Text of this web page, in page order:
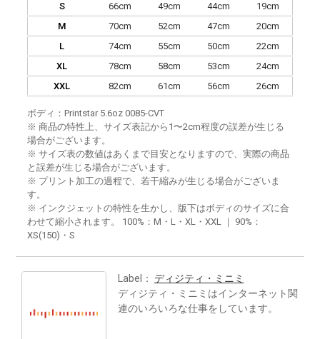
S
66cm 49cm 44cm
19cm
M
70cm 52cm 47cm
20cm
L
74cm 55cm 50cm
22cm
XL
78cm 58cm 53cm
24cm
XXL
82cm 61cm 56cm 26cm
ボディ：Printstar 5.6oz 0085-CVT
※ 商品の特性上、サイズ表記から1〜2cm程度の誤差が生じる
場合がございます。
※ サイズ表の数値はあくまで目安となりますので、実際の商品
と誤差が生じる場合がございます。
※ プリント加工の過程で、若干縮みが生じる場合がございま
す。
※ インクジェットの特性を生かし、版下はボディのサイズに合
わせて縮小されます。 100%：M・L・XL・XXL ｜ 90%：
XS(150)・S
Label： ディジティ・ミニミ
ディジティ・ミニミはインターネット関
連のいろいろな仕事をしています。